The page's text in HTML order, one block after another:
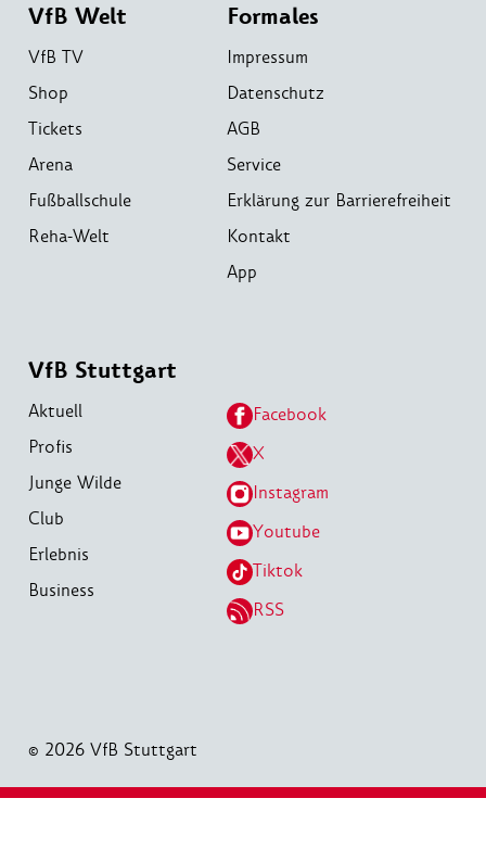
VfB Welt
VfB TV
Shop
Tickets
Arena
Fußballschule
Reha-Welt
Formales
Impressum
Datenschutz
AGB
Service
Erklärung zur Barrierefreiheit
Kontakt
App
VfB Stuttgart
Aktuell
Profis
Junge Wilde
Club
Erlebnis
Business
Facebook
X
Instagram
Youtube
Tiktok
RSS
© 2026 VfB Stuttgart